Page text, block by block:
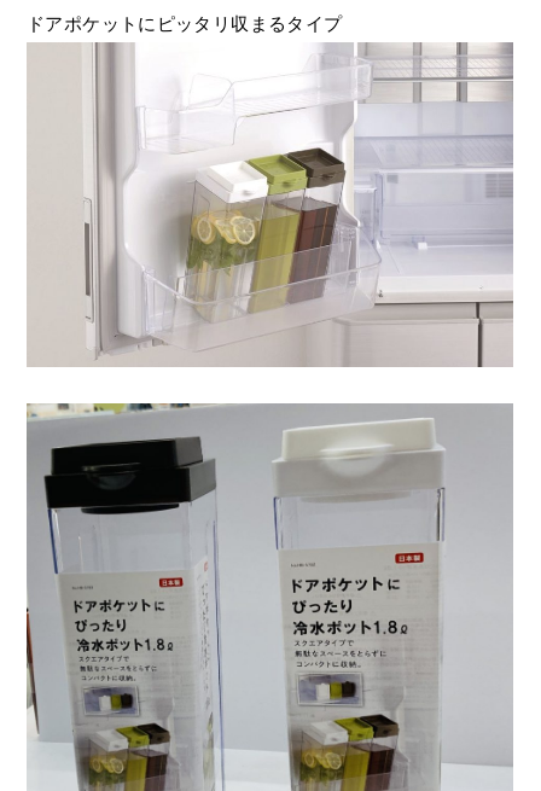
ドアポケットにピッタリ収まるタイプ